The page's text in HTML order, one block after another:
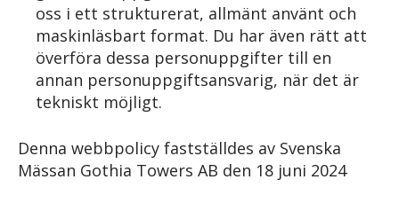
oss i ett strukturerat, allmänt använt och
maskinläsbart format. Du har även rätt att
överföra dessa personuppgifter till en
annan personuppgiftsansvarig, när det är
tekniskt möjligt.
Denna webbpolicy fastställdes av Svenska
Mässan Gothia Towers AB den 18 juni 2024